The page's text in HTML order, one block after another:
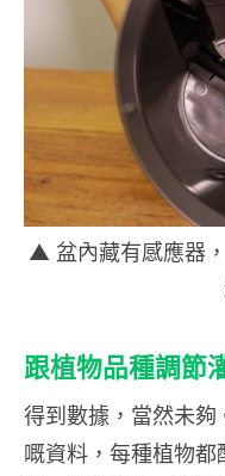
▲ 盆內藏有感應器
跟植物品種調節
得到數據，當然未
嘅資料，每種植物